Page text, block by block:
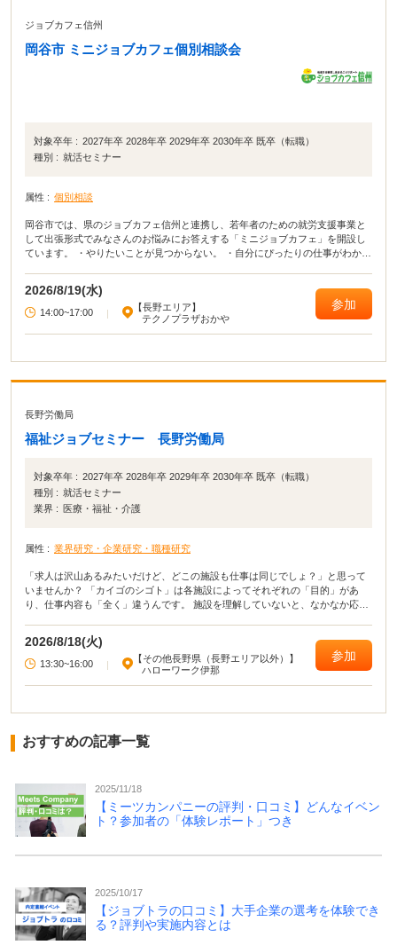
ジョブカフェ信州
岡谷市 ミニジョブカフェ個別相談会
対象卒年 : 2027年卒 2028年卒 2029年卒 2030年卒 既卒（転職）
種別 : 就活セミナー
属性 : 個別相談
岡谷市では、県のジョブカフェ信州と連携し、若年者のための就労支援事業と
して出張形式でみなさんのお悩みにお答えする「ミニジョブカフェ」を開設し
ています。 ・やりたいことが見つからない。 ・自分にぴったりの仕事がわから
2026/8/19(水)
14:00~17:00 |
【長野エリア】
テクノプラザおかや
参加
長野労働局
福祉ジョブセミナー 長野労働局
対象卒年 : 2027年卒 2028年卒 2029年卒 2030年卒 既卒（転職）
種別 : 就活セミナー
業界 :
医療・福祉・介護
属性 : 業界研究・企業研究・職種研究
「求人は沢山あるみたいだけど、どこの施設も仕事は同じでしょ？」と思って
いませんか？ 「カイゴのシゴト」は各施設によってそれぞれの「目的」があ
り、仕事内容も「全く」違うんです。 施設を理解していないと、なかなか応募
2026/8/18(火)
13:30~16:00 |
【その他長野県（長野エリア以外）】
ハローワーク伊那
参加
おすすめの記事一覧
2025/11/18
【ミーツカンパニーの評判・口コミ】どんなイベン
ト？参加者の「体験レポート」つき
2025/10/17
【ジョブトラの口コミ】大手企業の選考を体験でき
る？評判や実施内容とは